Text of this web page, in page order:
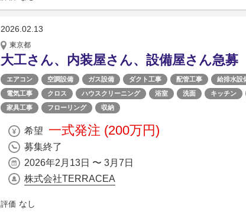
2026.02.13
東京都
大工さん、内装屋さん、設備屋さん急募
エアコン 空調設備 ガス設備 ダクト工事 配管工事 給排水設
電気工事
クロス ハウスクリーニング 浴室 洗面 キッチン
家具工事
フローリング 収納
希望 一式発注 (200万円)
募集終了
2026年2月13日 〜 3月7日
株式会社TERRACEA
評価 なし